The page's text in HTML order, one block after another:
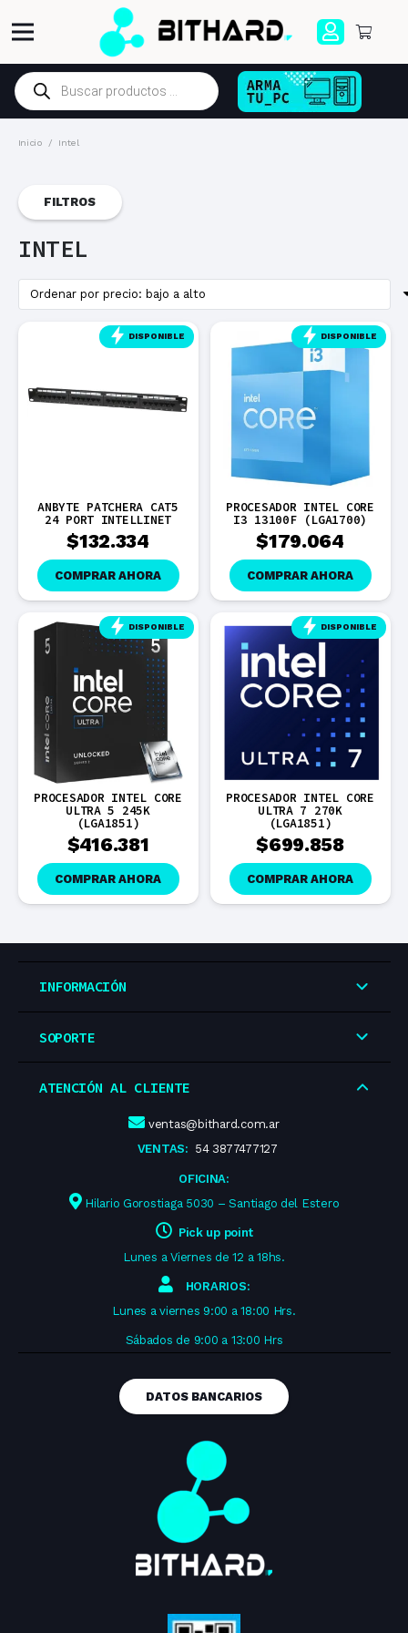
Búsqueda
de
productos
Inicio / Intel
FILTROS
INTEL
DISPONIBLE
ANBYTE PATCHERA CAT5
24 PORT INTELLINET
$132.334
COMPRAR AHORA
DISPONIBLE
PROCESADOR INTEL CORE
I3 13100F (LGA1700)
$179.064
COMPRAR AHORA
DISPONIBLE
PROCESADOR INTEL CORE
ULTRA 5 245K
(LGA1851)
$416.381
COMPRAR AHORA
DISPONIBLE
PROCESADOR INTEL CORE
ULTRA 7 270K
(LGA1851)
$699.858
COMPRAR AHORA
INFORMACIÓN
SOPORTE
ATENCIÓN AL CLIENTE
ventas@bithard.com.ar
VENTAS: 54 3877477127
OFICINA:
Hilario Gorostiaga 5030 – Santiago del Estero
Pick up point
Lunes a Viernes de 12 a 18hs.
HORARIOS:
Lunes a viernes 9:00 a 18:00 Hrs.
Sábados de 9:00 a 13:00 Hrs
DATOS BANCARIOS